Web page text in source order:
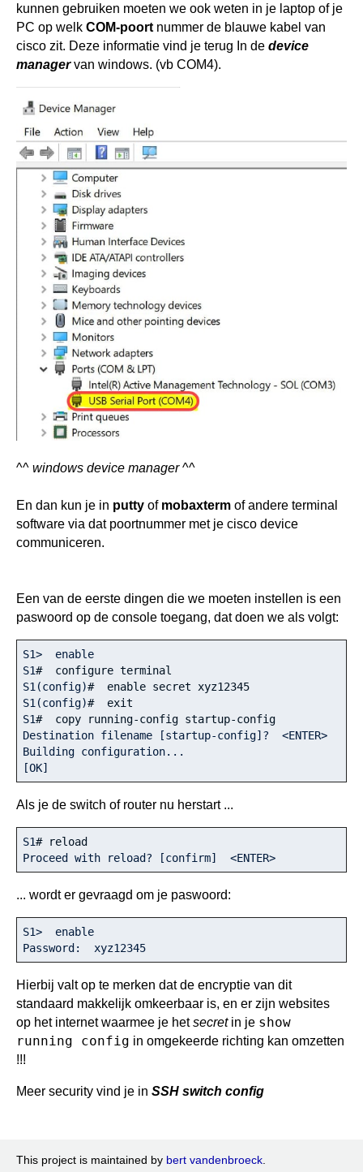
kunnen gebruiken moeten we ook weten in je laptop of je
PC op welk COM-poort nummer de blauwe kabel van
cisco zit. Deze informatie vind je terug In de device
managervan windows. (vb COM4).
^^ windows device manager^^
En dan kun je in putty of mobaxterm of andere terminal
software via dat poortnummer met je cisco device
communiceren.
Een van de eerste dingen die we moeten instellen is een
paswoord op de console toegang, dat doen we als volgt:
S1>  enable
S1#  configure terminal
S1(config)#  enable secret xyz12345
S1(config)#  exit
S1#  copy running­-config startup­-config
Destination filename [startup­-config]?  <ENTER>
Building configuration...
[OK]
Als je de switch of router nu herstart ...
S1# reload
Proceed with reload? [confirm]  <ENTER>
... wordt er gevraagd om je paswoord:
S1>  enable
Password:  xyz12345
Hierbij valt op te merken dat de encryptie van dit
standaard makkelijk omkeerbaar is, en er zijn websites
op het internet waarmee je hetsecretin je show
running config in omgekeerde richting kan omzetten
!!!
Meer security vind je in SSH switch config
This project is maintained by bert vandenbroeck